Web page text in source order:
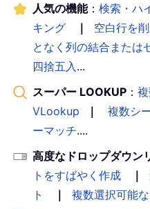
人気の機能： 検索・ハ
キング
｜ 空白行を
となく列の結合または
四捨五入 ...
スーパー LOOKUP ：
VLookup
｜ 複数シ
ーマッチ....
高度なドロップダウン
トをすばやく作成
｜
ト
｜ 複数選択可能